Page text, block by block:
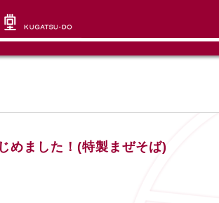
めました！(特製まぜそば)